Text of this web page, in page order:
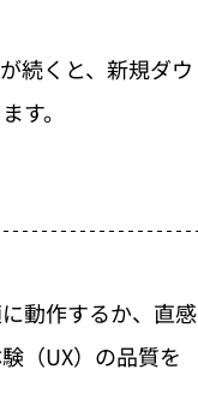
続くと、新規ダウ
す。
動作するか、直感
（UX）の品質を